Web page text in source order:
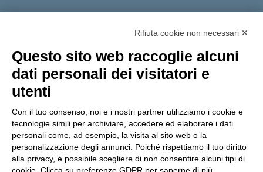
Tutti gli argomenti
Amministrazione Trasparente
Privacy Policy
Dichiarazione di accessibilitàObiettivi di accessibilità
Seguici su:
Indirizzo:Via Gaetano Donizetti 30, Collegno
Centralino:0114053925 Email: toic8cg002@istruzione.it
Posta elettronica certificata (PEC):toic8cg002@pec.istruzione.it
Codice fiscale: 95641450010
Rifiuta cookie non necessari ✕
Questo sito web raccoglie alcuni
dati personali dei visitatori e
utenti
Con il tuo consenso, noi e i nostri partner utilizziamo i cookie e
tecnologie simili per archiviare, accedere ed elaborare i dati
personali come, ad esempio, la visita al sito web o la
personalizzazione degli annunci. Poiché rispettiamo il tuo diritto
alla privacy, è possibile scegliere di non consentire alcuni tipi di